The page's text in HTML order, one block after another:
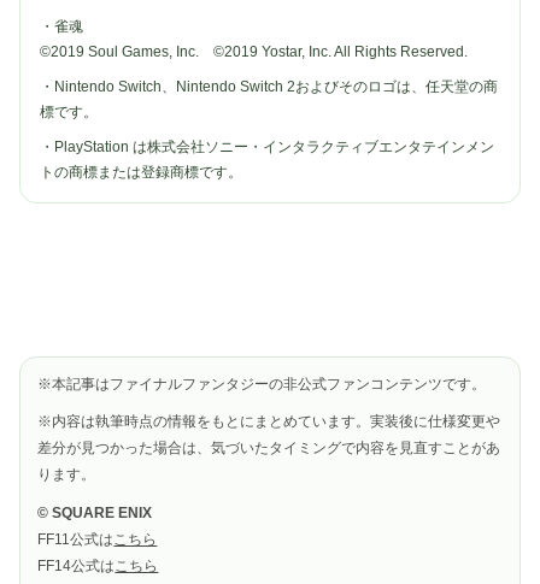
・雀魂
©2019 Soul Games, Inc. ©2019 Yostar, Inc. All Rights Reserved.
・Nintendo Switch、Nintendo Switch 2およびそのロゴは、任天堂の商
標です。
・PlayStation は株式会社ソニー・インタラクティブエンタテインメン
トの商標または登録商標です。
※本記事はファイナルファンタジーの非公式ファンコンテンツです。
※内容は執筆時点の情報をもとにまとめています。実装後に仕様変更や
差分が見つかった場合は、気づいたタイミングで内容を見直すことがあ
ります。
© SQUARE ENIX
FF11公式は こちら
FF14公式は こちら